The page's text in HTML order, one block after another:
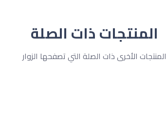
المنتجات ذات الصلة
المنتجات الأخرى ذات الصلة التي تصفحها الزوار